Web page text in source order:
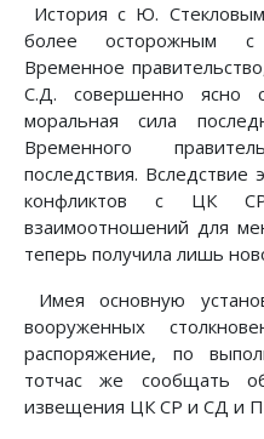
История с Ю.
более осторожным с
Временное
С.Д. совершенно ясно
моральная сила
Временного
последствия. Вследствие
конфликтов с ЦК
взаимоотношений для
теперь получила лишь
Имея основную
вооруженных
распоряжение, по
тотчас же сообщать
извещения ЦК СР и СД и